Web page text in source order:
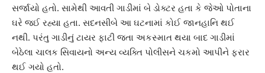
સર્જાયો હતો. સામેથી આવતી ગાડીમાં બે ડોક્ટર હતા કે જેઓ પોતાના
ઘરે જઈ રહ્યા હતા. સદનસીબે આ ઘટનામાં કોઈ જાનહાનિ થઈ
નથી. પરંતુ ગાડીનું ટાયર ફાટી જતા અકસ્માત થયા બાદ ગાડીમાં
બેઠેલા ચાલક સિવાયનો અન્ય વ્યક્તિ પોલીસને ચકમો આપીને ફરાર
થઈ ગયો હતો.